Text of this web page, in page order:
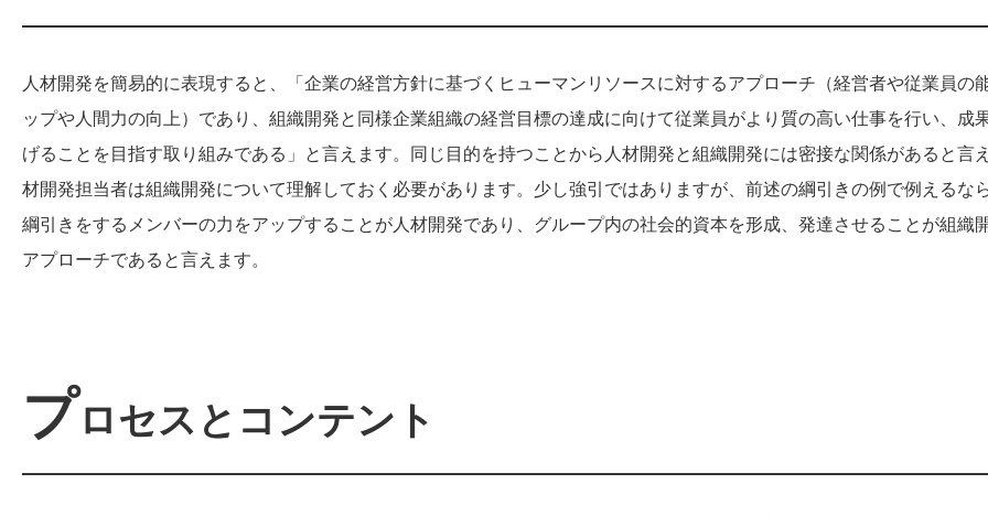
人材開発を簡易的に表現すると、「企業の経営方針に基づくヒューマンリソースに対するアプローチ（経営者や従業員の
ップや人間力の向上）であり、組織開発と同様企業組織の経営目標の達成に向けて従業員がより質の高い仕事を行い、成
げることを目指す取り組みである」と言えます。同じ目的を持つことから人材開発と組織開発には密接な関係があると言
材開発担当者は組織開発について理解しておく必要があります。少し強引ではありますが、前述の綱引きの例で例えるなら
綱引きをするメンバーの力をアップすることが人材開発であり、グループ内の社会的資本を形成、発達させることが組織
アプローチであると言えます。
プロセスとコンテント